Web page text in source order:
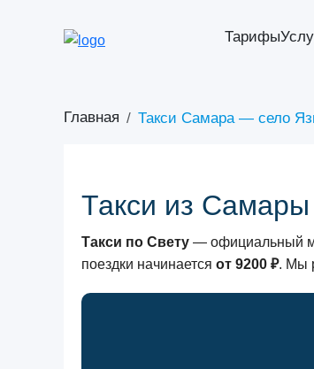
Тарифы
Главная Такси Самара — село
Такси из
Такси по Свету — официальный
поездки начинается от 9200 ₽. Мы